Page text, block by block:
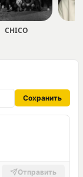
CHICO
Сохранить
Отправить